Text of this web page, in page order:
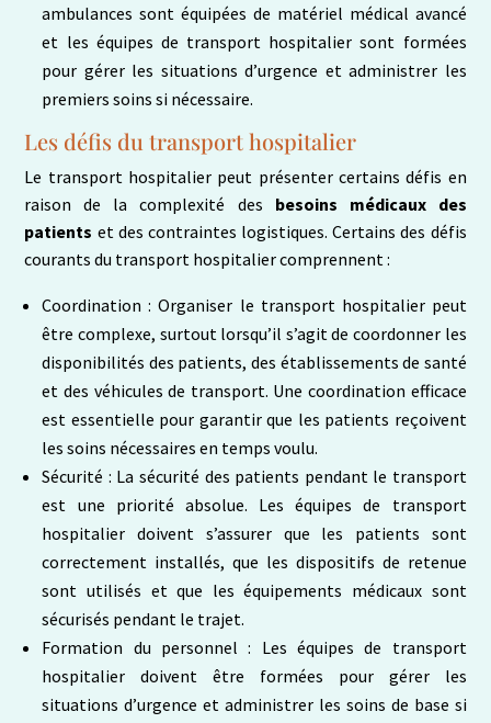
ambulances sont équipées de matériel médical avancé
et les équipes de transport hospitalier sont formées
pour gérer les situations d’urgence et administrer les
premiers soins si nécessaire.
Les défis du transport hospitalier
Le transport hospitalier peut présenter certains défis en
raison de la complexité des
besoins médicaux des
patients et des contraintes logistiques. Certains des défis
courants du transport hospitalier comprennent :
Coordination : Organiser le transport hospitalier peut
être complexe, surtout lorsqu’il s’agit de coordonner les
disponibilités des patients, des établissements de santé
et des véhicules de transport. Une coordination efficace
est essentielle pour garantir que les patients reçoivent
les soins nécessaires en temps voulu.
Sécurité : La sécurité des patients pendant le transport
est une priorité absolue. Les équipes de transport
hospitalier doivent s’assurer que les patients sont
correctement installés, que les dispositifs de retenue
sont utilisés et que les équipements médicaux sont
sécurisés pendant le trajet.
Formation du personnel : Les équipes de transport
hospitalier doivent être formées pour gérer les
situations d’urgence et administrer les soins de base si